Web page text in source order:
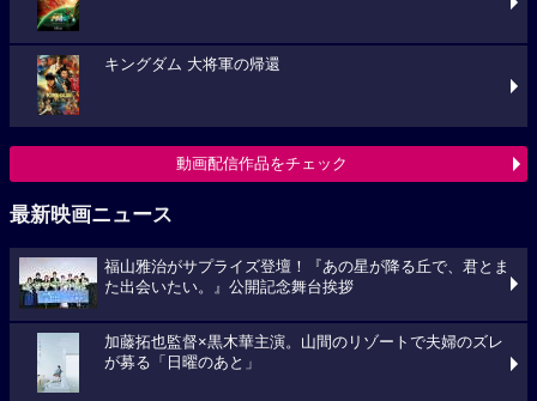
キングダム 大将軍の帰還
動画配信作品をチェック
最新映画ニュース
福山雅治がサプライズ登壇！『あの星が降る丘で、君とま
た出会いたい。』公開記念舞台挨拶
加藤拓也監督×黒木華主演。山間のリゾートで夫婦のズレ
が募る「日曜のあと」